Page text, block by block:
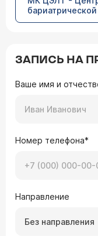
ЗАПИСЬ НА
Ваше имя и
Номер телефона*
Направление
Без направления